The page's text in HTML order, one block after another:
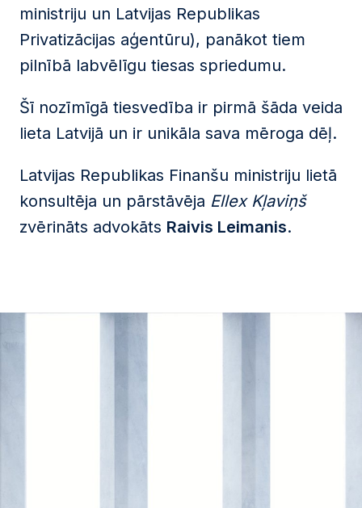
ministriju un Latvijas Republikas
Privatizācijas aģentūru), panākot tiem
pilnībā labvēlīgu tiesas spriedumu.
Šī nozīmīgā tiesvedība ir pirmā šāda veida
lieta Latvijā un ir unikāla sava mēroga dēļ.
Latvijas Republikas Finanšu ministriju lietā
konsultēja un pārstāvēja Ellex Kļaviņš
zvērināts advokāts Raivis Leimanis.